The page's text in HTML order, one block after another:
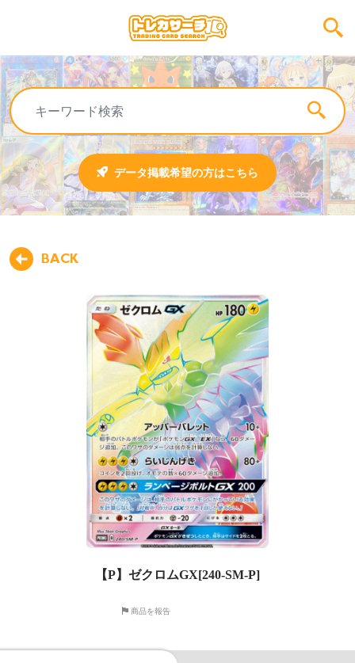
データ掲載希望の方はこちら
BACK
【P】ゼクロムGX[240-SM-P]
商品を報告